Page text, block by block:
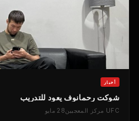
أخبار
شوكت رحمانوف يعود للتدريب
UFC مركز المعجبين28 مايو